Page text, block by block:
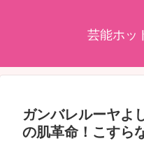
芸能ホッ
ガンバレルーヤよ
の肌革命！こすら